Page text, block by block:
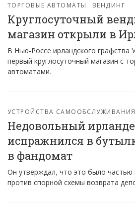
ТОРГОВЫЕ АВТОМАТЫ ВЕНДИНГ
Круглосуточный
магазин открыли в
В Нью-Россе ирландского графства
первый круглосуточный магазин с
автоматами.
УСТРОЙСТВА САМООБСЛУЖИВАНИЯ
Недовольный
испражнился в
в фандомат
Он утверждал, что это было частью
против спорной схемы возврата